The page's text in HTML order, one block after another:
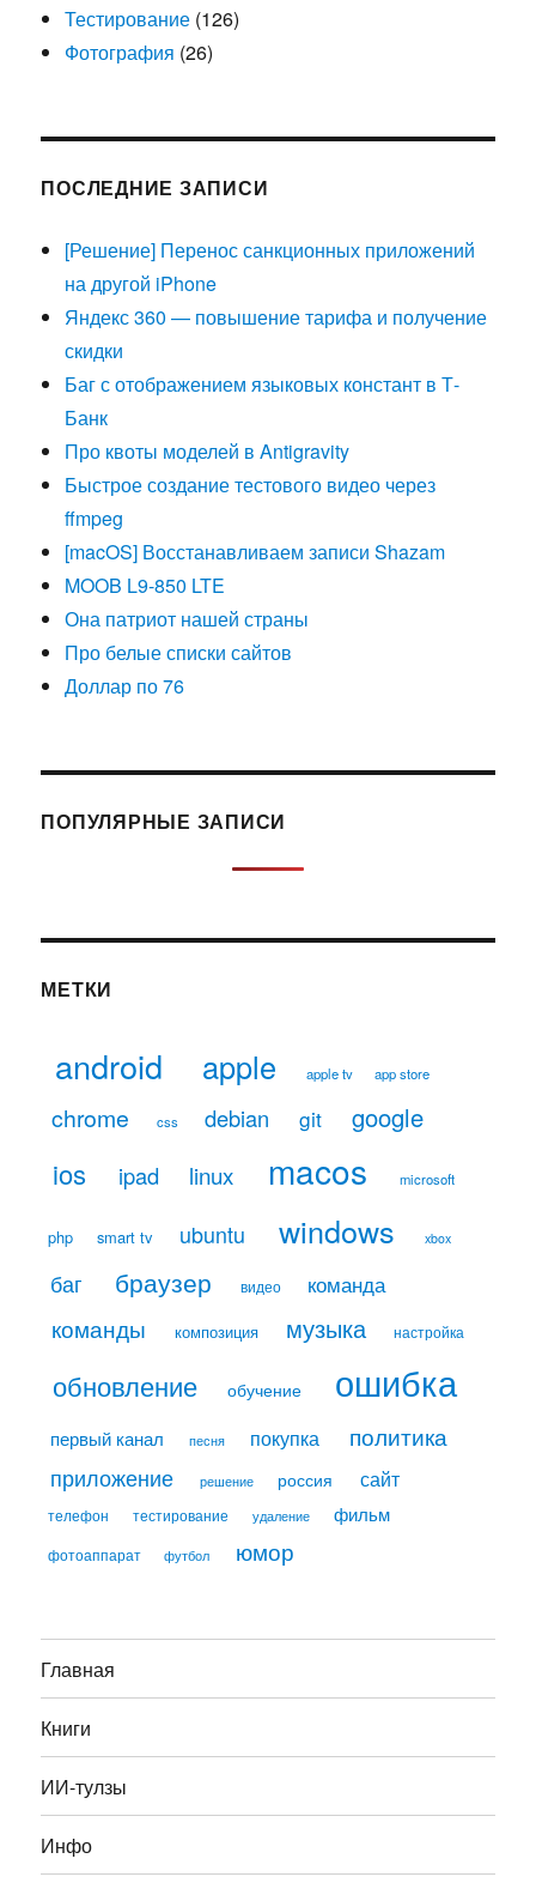
Тестирование (126)
Фотография (26)
ПОСЛЕДНИЕ ЗАПИСИ
[Решение] Перенос санкционных приложений
на другой iPhone
Яндекс 360 — повышение тарифа и получение
скидки
Баг с отображением языковых констант в Т-
Банк
Про квоты моделей в Antigravity
Быстрое создание тестового видео через
ffmpeg
[macOS] Восстанавливаем записи Shazam
MOOB L9-850 LTE
Она патриот нашей страны
Про белые списки сайтов
Доллар по 76
ПОПУЛЯРНЫЕ ЗАПИСИ
МЕТКИ
android apple apple tv app store
chrome css debian git google
ios ipad linux macos microsoft
php smart tv ubuntu windows xbox
баг браузер видео команда
команды композиция музыка настройка
обновление обучение ошибка
первый канал песня покупка политика
приложение решение россия сайт
телефон тестирование удаление фильм
фотоаппарат футбол юмор
Главная
Книги
ИИ-тулзы
Инфо